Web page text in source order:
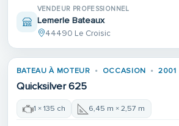
VENDEUR PROFESSIONNEL
Lemerle Bateaux
44490 Le Croisic
BATEAU À MOTEUR OCCASION 2001
Quicksilver 625
1 × 135 ch 6,45 m × 2,57 m